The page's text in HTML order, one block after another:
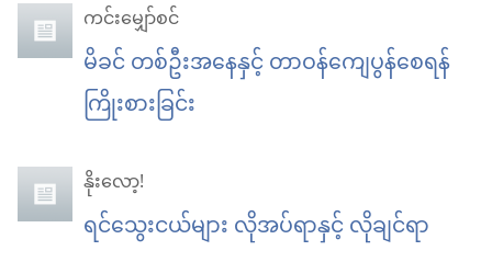
ကင်းမျှော်စင်
မိခင် တစ်ဦးအနေနှင့် တာဝန်ကျေပွန်စေရန်
ကြိုးစားခြင်း
နိုးလော့!
ရင်သွေးငယ်များ လိုအပ်ရာနှင့် လိုချင်ရာ